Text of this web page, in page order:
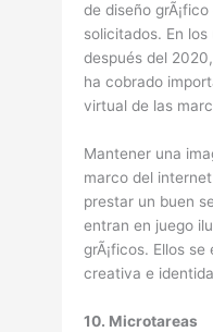
de diseño
solicitados. En
después del
ha cobrado
virtual de las
Mantener una
marco del
prestar un buen
entran en juego
grÃ¡ficos. Ellos
creativa e
10. Microtareas